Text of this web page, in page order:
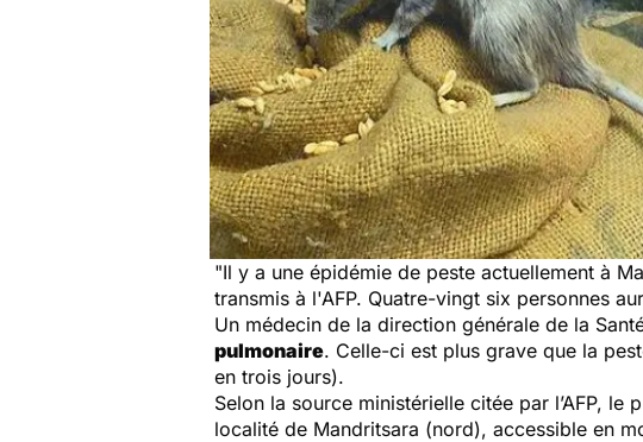
"Il y a une épidémie de peste actuellement à
transmis à l'AFP. Quatre-vingt six personnes
Un médecin de la direction générale de la
pulmonaire. Celle-ci est plus grave que la
en trois jours).
Selon la source ministérielle citée par l’AFP,
localité de Mandritsara (nord), accessible en